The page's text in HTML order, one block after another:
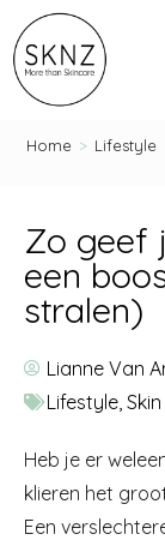
Home > Lifestyle
Zo geef
een
stralen)
Lianne Van
Lifestyle,
Heb je er
klieren het
Een